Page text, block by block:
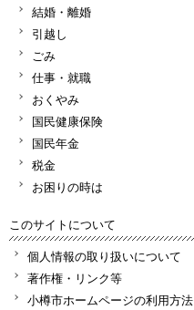
結婚・離婚
引越し
ごみ
仕事・就職
おくやみ
国民健康保険
国民年金
税金
お困りの時は
このサイトについて
個人情報の取り扱いについて
著作権・リンク等
小樽市ホームページの利用方法